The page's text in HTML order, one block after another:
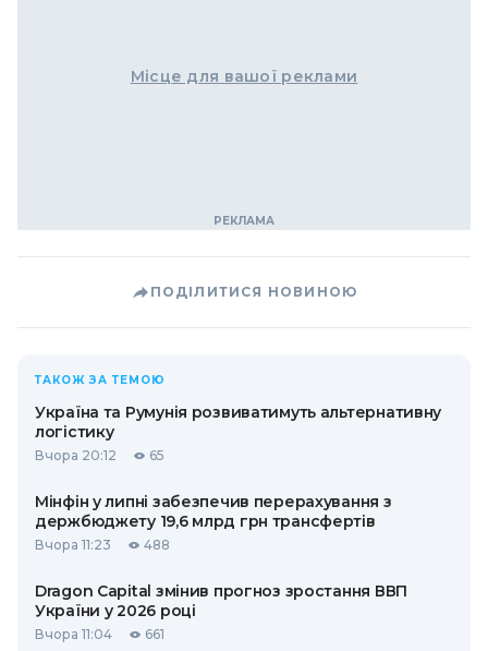
Місце для вашої реклами
ПОДІЛИТИСЯ НОВИНОЮ
ТАКОЖ ЗА ТЕМОЮ
Україна та Румунія розвиватимуть альтернативну
логістику
Вчора 20:12 65
Мінфін у липні забезпечив перерахування з
держбюджету 19,6 млрд грн трансфертів
Вчора 11:23 488
Dragon Capital змінив прогноз зростання ВВП
України у 2026 році
Вчора 11:04 661